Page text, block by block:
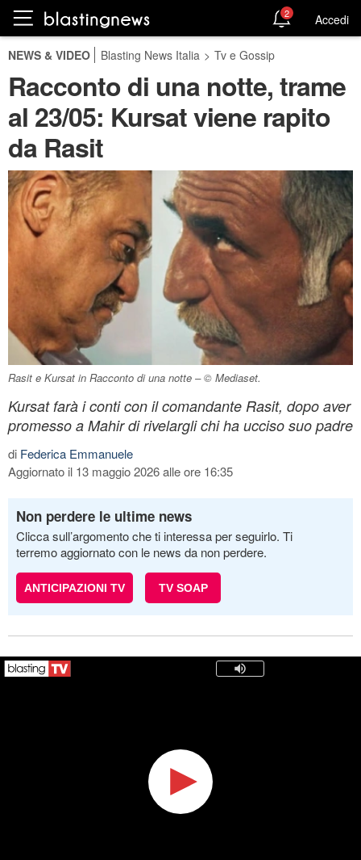
2 Accedi
NEWS & VIDEO Blasting News Italia > Tv e Gossip
Racconto di una notte, trame
al 23/05: Kursat viene rapito
da Rasit
Rasit e Kursat in Racconto di una notte – © Mediaset.
Kursat farà i conti con il comandante Rasit, dopo aver
promesso a Mahir di rivelargli chi ha ucciso suo padre
di Federica Emmanuele
Aggiornato il 13 maggio 2026 alle ore 16:35
Non perdere le ultime news
Clicca sull’argomento che ti interessa per seguirlo. Ti
terremo aggiornato con le news da non perdere.
ANTICIPAZIONI TV TV SOAP